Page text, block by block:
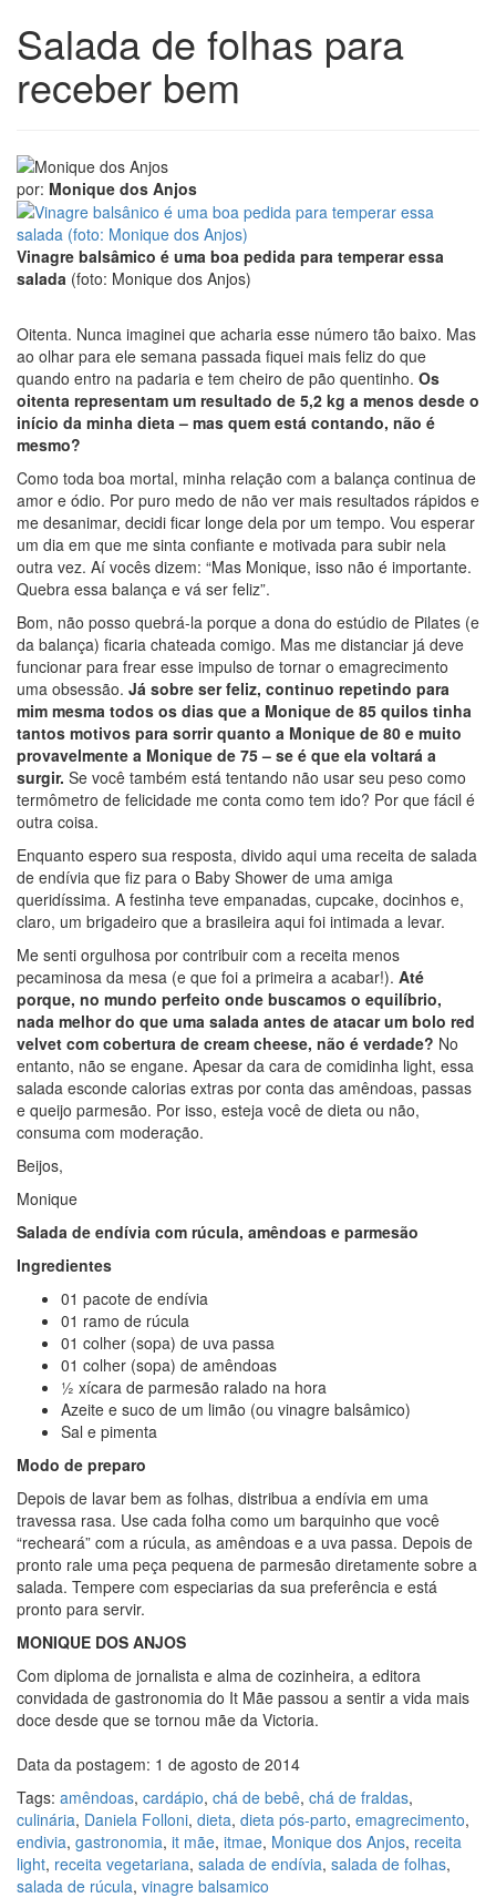
Salada de folhas para
receber bem
por: Monique dos Anjos
Vinagre balsâmico é uma boa pedida para temperar essa
salada (foto: Monique dos Anjos)
Oitenta. Nunca imaginei que acharia esse número tão baixo. Mas
ao olhar para ele semana passada fiquei mais feliz do que
quando entro na padaria e tem cheiro de pão quentinho. Os
oitenta representam um resultado de 5,2 kg a menos desde o
início da minha dieta – mas quem está contando, não é
mesmo?
Como toda boa mortal, minha relação com a balança continua de
amor e ódio. Por puro medo de não ver mais resultados rápidos e
me desanimar, decidi ficar longe dela por um tempo. Vou esperar
um dia em que me sinta confiante e motivada para subir nela
outra vez. Aí vocês dizem: “Mas Monique, isso não é importante.
Quebra essa balança e vá ser feliz”.
Bom, não posso quebrá-la porque a dona do estúdio de Pilates (e
da balança) ficaria chateada comigo. Mas me distanciar já deve
funcionar para frear esse impulso de tornar o emagrecimento
uma obsessão. Já sobre ser feliz, continuo repetindo para
mim mesma todos os dias que a Monique de 85 quilos tinha
tantos motivos para sorrir quanto a Monique de 80 e muito
provavelmente a Monique de 75 – se é que ela voltará a
surgir. Se você também está tentando não usar seu peso como
termômetro de felicidade me conta como tem ido? Por que fácil é
outra coisa.
Enquanto espero sua resposta, divido aqui uma receita de salada
de endívia que fiz para o Baby Shower de uma amiga
queridíssima. A festinha teve empanadas, cupcake, docinhos e,
claro, um brigadeiro que a brasileira aqui foi intimada a levar.
Me senti orgulhosa por contribuir com a receita menos
pecaminosa da mesa (e que foi a primeira a acabar!). Até
porque, no mundo perfeito onde buscamos o equilíbrio,
nada melhor do que uma salada antes de atacar um bolo red
velvet com cobertura de cream cheese, não é verdade? No
entanto, não se engane. Apesar da cara de comidinha light, essa
salada esconde calorias extras por conta das amêndoas, passas
e queijo parmesão. Por isso, esteja você de dieta ou não,
consuma com moderação.
Beijos,
Monique
Salada de endívia com rúcula, amêndoas e parmesão
Ingredientes
01 pacote de endívia
01 ramo de rúcula
01 colher (sopa) de uva passa
01 colher (sopa) de amêndoas
½ xícara de parmesão ralado na hora
Azeite e suco de um limão (ou vinagre balsâmico)
Sal e pimenta
Modo de preparo
Depois de lavar bem as folhas, distribua a endívia em uma
travessa rasa. Use cada folha como um barquinho que você
“recheará” com a rúcula, as amêndoas e a uva passa. Depois de
pronto rale uma peça pequena de parmesão diretamente sobre a
salada. Tempere com especiarias da sua preferência e está
pronto para servir.
MONIQUE DOS ANJOS
Com diploma de jornalista e alma de cozinheira, a editora
convidada de gastronomia do It Mãe passou a sentir a vida mais
doce desde que se tornou mãe da Victoria.
Data da postagem: 1 de agosto de 2014
Tags: amêndoas, cardápio, chá de bebê, chá de fraldas,
culinária, Daniela Folloni, dieta, dieta pós-parto, emagrecimento,
endivia, gastronomia, it mãe, itmae, Monique dos Anjos, receita
light, receita vegetariana, salada de endívia, salada de folhas,
salada de rúcula, vinagre balsamico